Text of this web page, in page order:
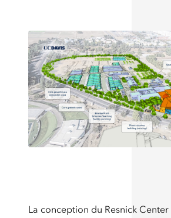
La conception du Resnick